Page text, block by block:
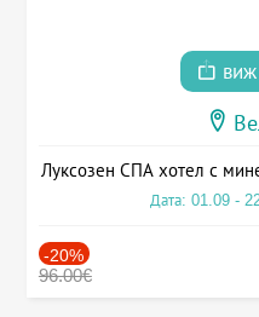
Луксозен СПА хотел с
Дата: 01.09 -
-20%
96.00€